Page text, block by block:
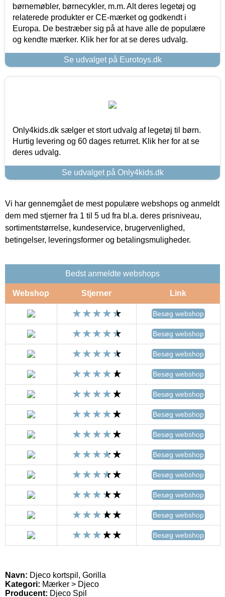
børnemøbler, børnecykler, m.m. Alt deres legetøj og
relaterede produkter er CE-mærket og godkendt i
Europa. De bestræber sig på at have alle de populære
og kendte mærker. Klik her for at se deres udvalg.
Se udvalget på Eurotoys.dk
Only4kids.dk sælger et stort udvalg af legetøj til børn.
Hurtig levering og 60 dages returret. Klik her for at se
deres udvalg.
Se udvalget på Only4kids.dk
Vi har gennemgået de mest populære webshops og anmeldt
dem med stjerner fra 1 til 5 ud fra bl.a. deres prisniveau,
sortimentstørrelse, kundeservice, brugervenlighed,
betingelser, leveringsformer og betalingsmuligheder.
Bedst anmeldte webshops
Webshop Stjerner Link
Besøg webshop
Besøg webshop
Besøg webshop
Besøg webshop
Besøg webshop
Besøg webshop
Besøg webshop
Besøg webshop
Besøg webshop
Besøg webshop
Besøg webshop
Besøg webshop
Navn: Djeco kortspil, Gorilla
Kategori: Mærker > Djeco
Producent: Djeco Spil